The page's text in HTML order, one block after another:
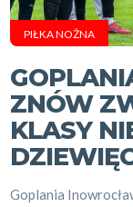
PIŁKA NOŻNA
ZNÓW
KLASY
Goplania